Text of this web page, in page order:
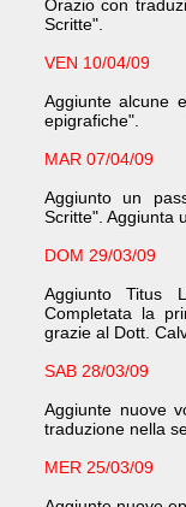
Orazio con
Scritte".
VEN 10/04/09
Aggiunte alcune
epigrafiche".
MAR 07/04/09
Aggiunto un
Scritte". Aggiunta
DOM 29/03/09
Aggiunto Titus
Completata la
grazie al Dott.
SAB 28/03/09
Aggiunte nuove
traduzione nella
MER 25/03/09